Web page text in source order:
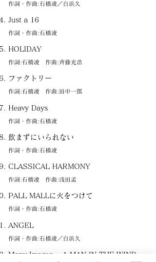
作詞・作曲:石橋凌／白浜久
Just a 16
作詞・作曲:石橋凌
HOLIDAY
作詞:石橋凌 作曲:斉藤光浩
ファクトリー
作詞:石橋凌 作曲:田中一郎
Heavy Days
作詞・作曲:石橋凌
飲まずにいられない
作詞・作曲:石橋凌
CLASSICAL HARMONY
作詞:石橋凌 作曲:浅田孟
PALL MALLに火をつけて
作詞・作曲:石橋凌
ANGEL
作詞・作曲:石橋凌／白浜久
Many Images ～A MAN IN THE WIND～